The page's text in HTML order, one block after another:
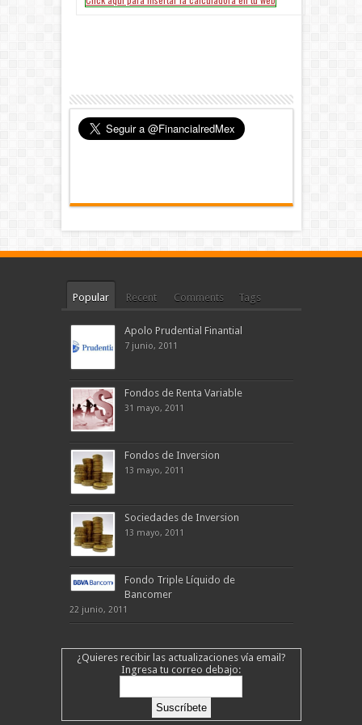
Popular Recent Comments Tags
Apolo Prudential Finantial
7 junio, 2011
Fondos de Renta Variable
31 mayo, 2011
Fondos de Inversion
13 mayo, 2011
Sociedades de Inversion
13 mayo, 2011
Fondo Triple Líquido de
Bancomer
22 junio, 2011
¿Quieres recibir las actualizaciones vía email?
Ingresa tu correo debajo: